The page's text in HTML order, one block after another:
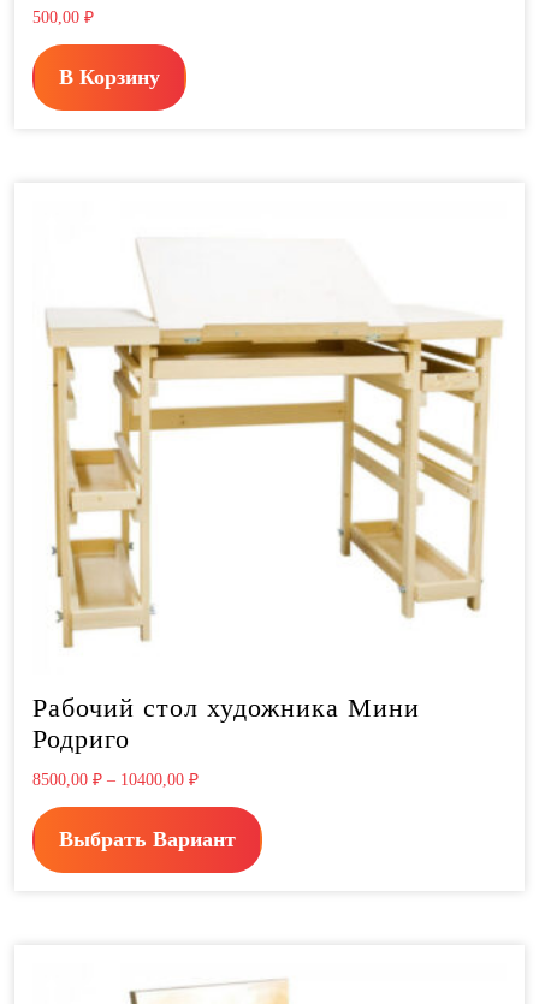
500,00 ₽
В Корзину
Рабочий стол художника Мини
Родриго
8500,00 ₽ – 10400,00 ₽
Выбрать Вариант